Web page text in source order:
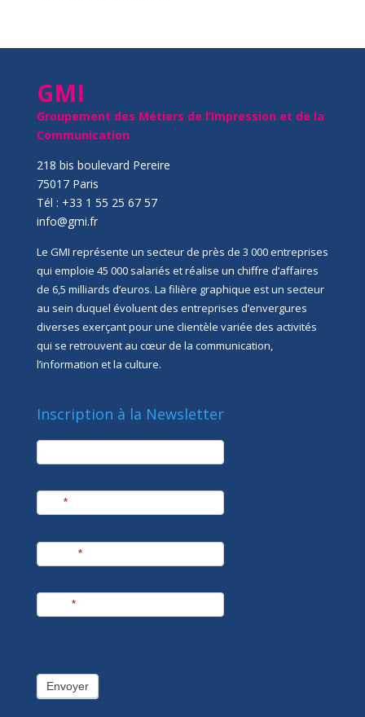
GMI
Groupement des Métiers de l’Impression et de la
Communication
218 bis boulevard Pereire
75017 Paris
Tél : +33 1 55 25 67 57
info@gmi.fr
Le GMI représente un secteur de près de 3 000 entreprises
qui emploie 45 000 salariés et réalise un chiffre d’affaires
de 6,5 milliards d’euros. La filière graphique est un secteur
au sein duquel évoluent des entreprises d’envergures
diverses exerçant pour une clientèle variée des activités
qui se retrouvent au cœur de la communication,
l’information et la culture.
Inscription à la Newsletter
newsletter
*
*
*
Envoyer